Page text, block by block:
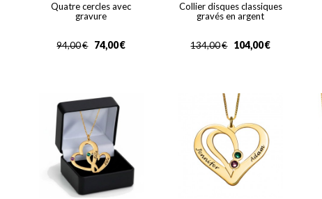
Quatre cercles avec
gravure
€
94,00 €
74,00
Collier disques classiques
gravés en argent
€
134,00 €
104,00